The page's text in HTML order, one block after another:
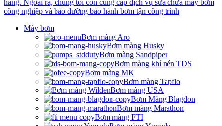
Máy bơm
Bơm màng Aro
Bơm màng Husky
Bơm màng Sandpiper
Bơm màng khí nén TDS
Bơm màng MK
Bơm màng Tapflo
Bơm màng USA
Bơm Màng Blagdon
Bơm màng Marathon
Bơm màng FTI